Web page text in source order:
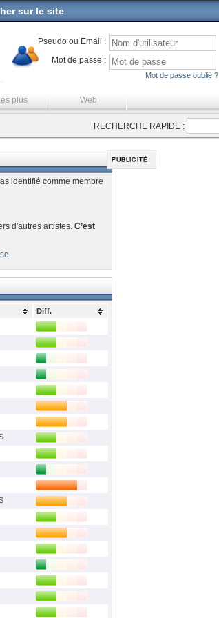
sur le site
Pseudo ou Email :
Mot de passe :
Mot de passe oublié ?
plus Web
RECHERCHE RAPIDE :
identifié comme membre
d'autres artistes. C’est
Diff.